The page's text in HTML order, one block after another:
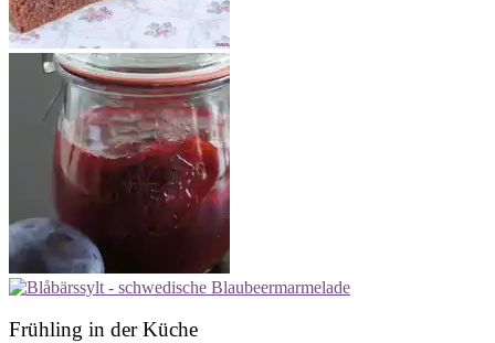
Frühling in der Küche